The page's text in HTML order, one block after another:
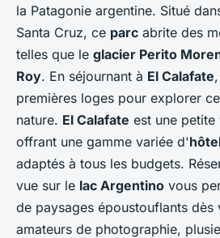
la Patagonie argentine. Situé
Santa Cruz, ce parc abrite des
telles que le glacier Perito
Roy. En séjournant à El Calafate
premières loges pour explorer
nature. El Calafate est une
offrant une gamme variée d'
adaptés à tous les budgets.
vue sur le lac Argentino vous
de paysages époustouflants dès
amateurs de photographie,